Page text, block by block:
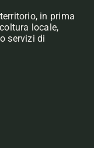
in prima
locale,
servizi di